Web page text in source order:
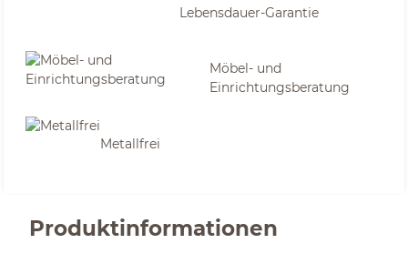
Lebensdauer-Garantie
Möbel- und
Einrichtungsberatung
Metallfrei
Produktinformationen